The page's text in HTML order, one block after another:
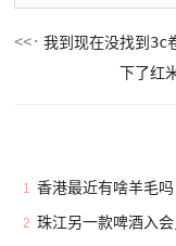
我到现在没找到3c
下了红
1 香港最近有啥羊毛吗
2 珠江另一款啤酒入